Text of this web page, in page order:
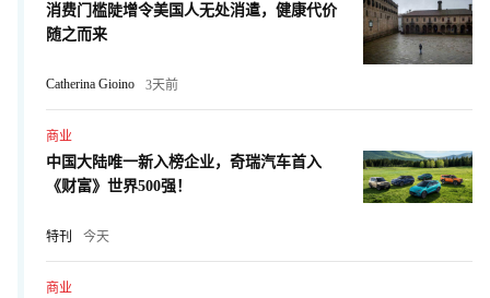
消费门槛陡增令美国人无处消遣，健康代价
随之而来
Catherina Gioino 3天前
商业
中国大陆唯一新入榜企业，奇瑞汽车首入
《财富》世界500强！
特刊 今天
商业